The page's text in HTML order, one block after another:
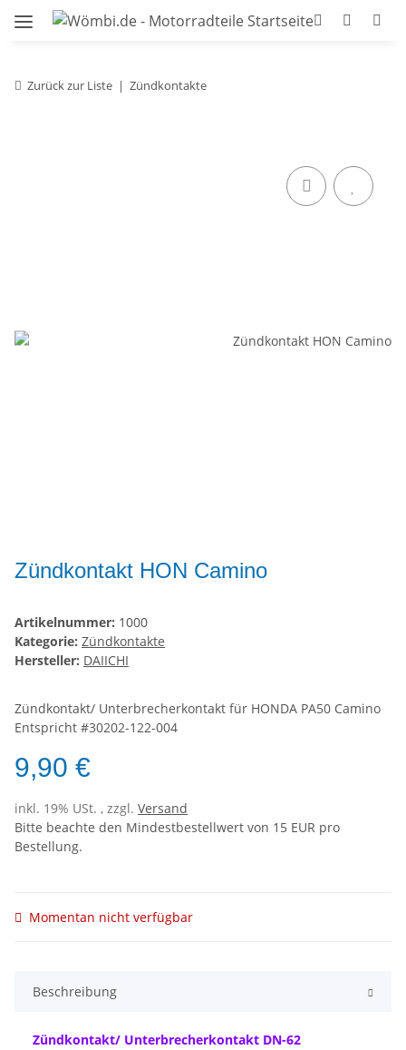
Zurück zur Liste Zündkontakte
Zündkontakt HON Camino
Artikelnummer: 1000
Kategorie: Zündkontakte
Hersteller: DAIICHI
Zündkontakt/ Unterbrecherkontakt für HONDA PA50 Camino
Entspricht #30202-122-004
9,90 €
inkl. 19% USt. , zzgl. Versand
Bitte beachte den Mindestbestellwert von 15 EUR pro
Bestellung.
Momentan nicht verfügbar
Beschreibung
Zündkontakt/ Unterbrecherkontakt DN-62